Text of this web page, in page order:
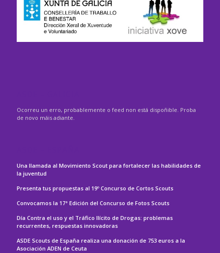
Ocorreu un erro, probablemente o feed non está dispoñible. Proba
de novo máis adiante.
Una llamada al Movimiento Scout para fortalecer las habilidades de
la juventud
Presenta tus propuestas al 19º Concurso de Cortos Scouts
Convocamos la 17ª Edición del Concurso de Fotos Scouts
Día Contra el uso y el Tráfico Ilícito de Drogas: problemas
recurrentes, respuestas innovadoras
ASDE Scouts de España realiza una donación de 753 euros a la
Asociación ADEN de Ceuta